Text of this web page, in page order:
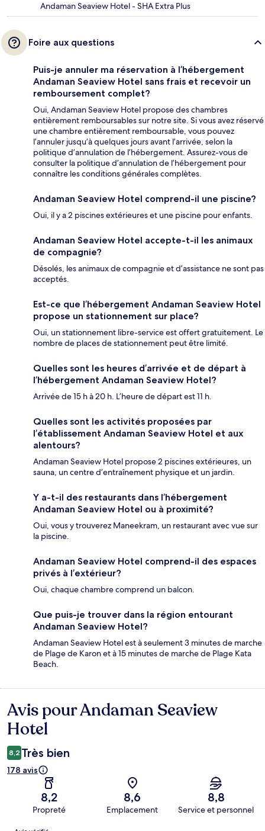
Andaman Seaview Hotel - SHA Extra Plus
Foire aux questions
Puis-je annuler ma réservation à l’hébergement
Andaman Seaview Hotel sans frais et recevoir un
remboursement complet?
Oui, Andaman Seaview Hotel propose des chambres
entièrement remboursables sur notre site. Si vous avez réservé
une chambre entièrement remboursable, vous pouvez
l’annuler jusqu’à quelques jours avant l’arrivée, selon la
politique d’annulation de l’hébergement. Assurez-vous de
consulter la politique d’annulation de l’hébergement pour
connaître les conditions générales complètes.
Andaman Seaview Hotel comprend-il une piscine?
Oui, il y a 2 piscines extérieures et une piscine pour enfants.
Andaman Seaview Hotel accepte-t-il les animaux
de compagnie?
Désolés, les animaux de compagnie et d’assistance ne sont pas
acceptés.
Est-ce que l’hébergement Andaman Seaview Hotel
propose un stationnement sur place?
Oui, un stationnement libre-service est offert gratuitement. Le
nombre de places de stationnement peut être limité.
Quelles sont les heures d’arrivée et de départ à
l’hébergement Andaman Seaview Hotel?
Arrivée de 15 h à 20 h. L’heure de départ est 11 h.
Quelles sont les activités proposées par
l’établissement Andaman Seaview Hotel et aux
alentours?
Andaman Seaview Hotel propose 2 piscines extérieures, un
sauna, un centre d’entraînement physique et un jardin.
Y a-t-il des restaurants dans l’hébergement
Andaman Seaview Hotel ou à proximité?
Oui, vous y trouverez Maneekram, un restaurant avec vue sur
la piscine.
Andaman Seaview Hotel comprend-il des espaces
privés à l’extérieur?
Oui, chaque chambre comprend un balcon.
Que puis-je trouver dans la région entourant
Andaman Seaview Hotel?
Andaman Seaview Hotel est à seulement 3 minutes de marche
de Plage de Karon et à 15 minutes de marche de Plage Kata
Beach.
Avis
Avis pour Andaman Seaview
Hotel
8,2 Très bien
178 avis
8,2
Propreté
8,6
Emplacement
8,8
Service et personnel